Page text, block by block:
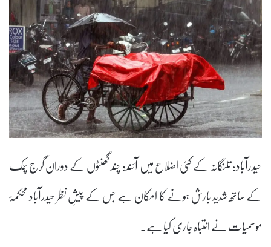
حیدرآباد: تلنگانہ کے کئی اضلاع میں آئندہ چند گھنٹوں کے دوران گرج چمک
کے ساتھ شدید بارش ہونے کا امکان ہے جس کے پیشِ نظر حیدرآباد محکمۂ
موسمیات نے انتباہ جاری کیا ہے۔